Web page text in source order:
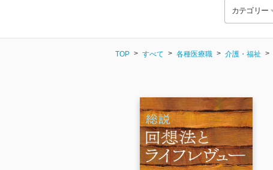
カテゴリー
TOP すべて 各種医療職 介護・福祉